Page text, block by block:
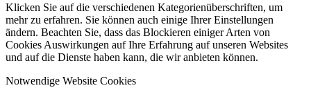
Klicken Sie auf die verschiedenen Kategorienüberschriften, um
mehr zu erfahren. Sie können auch einige Ihrer Einstellungen
ändern. Beachten Sie, dass das Blockieren einiger Arten von
Cookies Auswirkungen auf Ihre Erfahrung auf unseren Websites
und auf die Dienste haben kann, die wir anbieten können.
Notwendige Website Cookies